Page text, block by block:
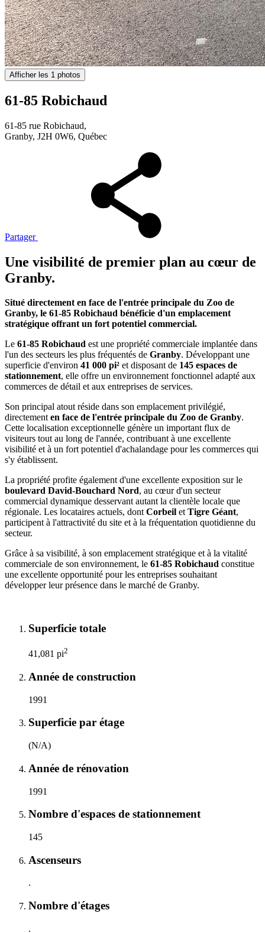
Afficher les 1 photos
61-85 Robichaud
61-85 rue Robichaud,
Granby, J2H 0W6, Québec
Partager
Une visibilité de premier plan au cœur de
Granby.
Situé directement en face de l'entrée principale du Zoo de
Granby, le 61-85 Robichaud bénéficie d'un emplacement
stratégique offrant un fort potentiel commercial.
Le 61-85 Robichaud est une propriété commerciale implantée dans
l'un des secteurs les plus fréquentés de Granby. Développant une
superficie d'environ 41 000 pi² et disposant de 145 espaces de
stationnement, elle offre un environnement fonctionnel adapté aux
commerces de détail et aux entreprises de services.
Son principal atout réside dans son emplacement privilégié,
directementen face de l'entrée principale du Zoo de Granby.
Cette localisation exceptionnelle génère un important flux de
visiteurs tout au long de l'année, contribuant à une excellente
visibilité et à un fort potentiel d'achalandage pour les commerces qui
s'y établissent.
La propriété profite également d'une excellente exposition sur le
boulevard David-Bouchard Nord, au cœur d'un secteur
commercial dynamique desservant autant la clientèle locale que
régionale. Les locataires actuels, dontCorbeil etTigre Géant,
participent à l'attractivité du site et à la fréquentation quotidienne du
secteur.
Grâce à sa visibilité, à son emplacement stratégique et à la vitalité
commerciale de son environnement, le 61-85 Robichaud constitue
une excellente opportunité pour les entreprises souhaitant
développer leur présence dans le marché de Granby.
Superficie totale
41,081 pi2
Année de construction
1991
Superficie par étage
(N/A)
Année de rénovation
1991
Nombre d'espaces de stationnement
145
Ascenseurs
.
Nombre d'étages
.